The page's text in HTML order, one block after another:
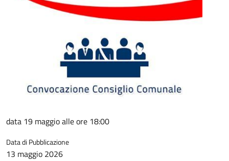
data 19 maggio alle ore 18:00
Data di Pubblicazione
13 maggio 2026